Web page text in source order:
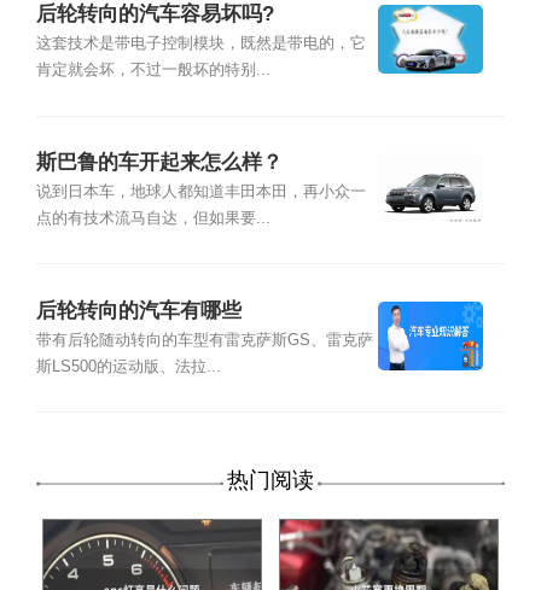
后轮转向的汽车容易坏吗?
这套技术是带电子控制模块，既然是带电的，它
肯定就会坏，不过一般坏的特别...
斯巴鲁的车开起来怎么样？
说到日本车，地球人都知道丰田本田，再小众一
点的有技术流马自达，但如果要...
后轮转向的汽车有哪些
带有后轮随动转向的车型有雷克萨斯GS、雷克萨
斯LS500的运动版、法拉...
热门阅读